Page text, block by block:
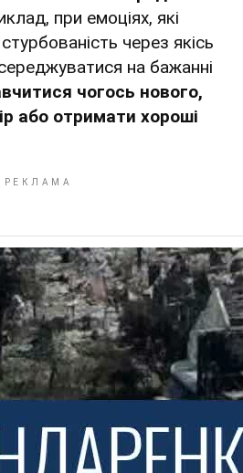
при емоціях, які
через якісь
на бажанні
чогось нового,
або отримати хороші